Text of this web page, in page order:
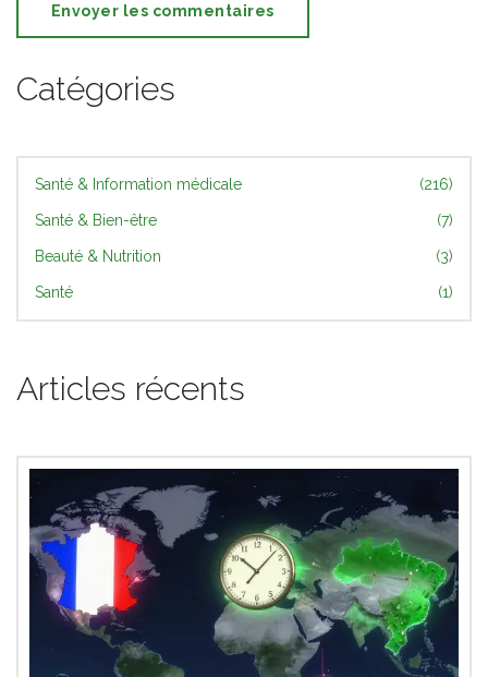
Envoyer les commentaires
Catégories
Santé & Information médicale (216)
Santé & Bien-être (7)
Beauté & Nutrition (3)
Santé (1)
Articles récents